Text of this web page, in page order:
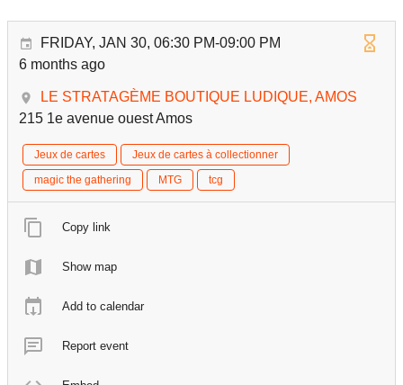
FRIDAY, JAN 30, 06:30 PM-09:00 PM
6 months ago
LE STRATAGÈME BOUTIQUE LUDIQUE, AMOS
215 1e avenue ouest Amos
Jeux de cartes
Jeux de cartes à collectionner
magic the gathering
MTG tcg
Copy link
Show map
Add to calendar
Report event